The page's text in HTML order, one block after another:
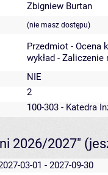
Zbigniew Burtan
(nie masz dostępu)
Przedmiot - Ocena
wykład - Zaliczenie
NIE
2
100-303 - Katedra
2026/2027"
03-01 - 2027-09-30